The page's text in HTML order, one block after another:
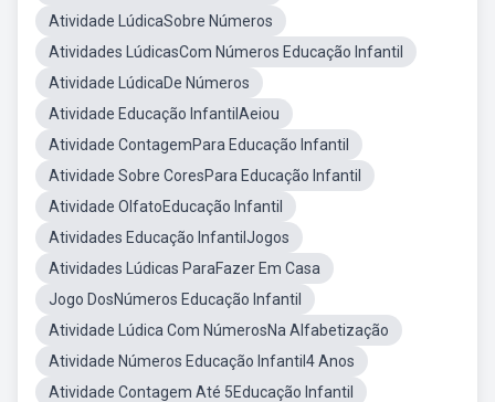
Atividade LúdicaSobre Números
Atividades LúdicasCom Números Educação Infantil
Atividade LúdicaDe Números
Atividade Educação InfantilAeiou
Atividade ContagemPara Educação Infantil
Atividade Sobre CoresPara Educação Infantil
Atividade OlfatoEducação Infantil
Atividades Educação InfantilJogos
Atividades Lúdicas ParaFazer Em Casa
Jogo DosNúmeros Educação Infantil
Atividade Lúdica Com NúmerosNa Alfabetização
Atividade Números Educação Infantil4 Anos
Atividade Contagem Até 5Educação Infantil